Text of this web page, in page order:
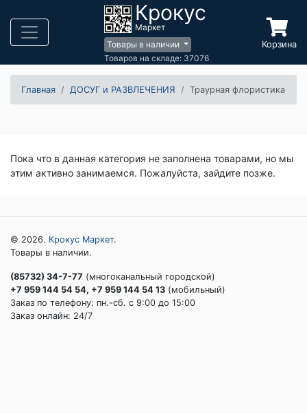
Крокус
Маркет
Товары в наличии
Товаров на складе: 37076
Корзина
Главная ДОСУГ и РАЗВЛЕЧЕНИЯ Траурная флористика
Пока что в данная категория не заполнена товарами, но мы
этим активно занимаемся. Пожалуйста, зайдите позже.
© 2026. Крокус Маркет.
Товары в наличии.
(85732) 34-7-77 (многоканальный городской)
+7 959 144 54 54, +7 959 144 54 13 (мобильный)
Заказ по телефону: пн.-сб. c 9:00 до 15:00
Заказ онлайн: 24/7